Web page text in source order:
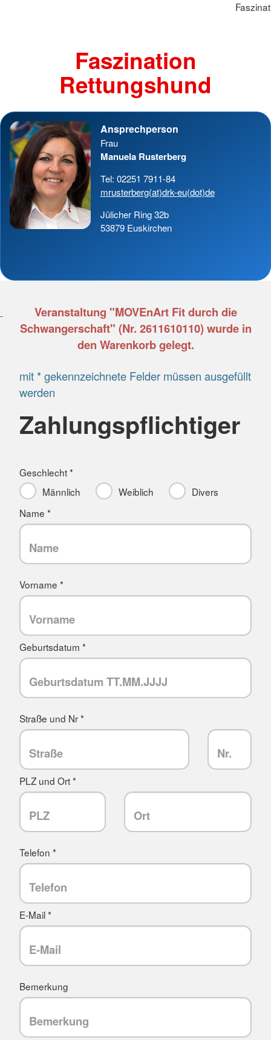
Faszination
Rettungshund
Ansprechperson
Frau
Manuela Rusterberg
Tel: 02251 7911-84
mrusterberg(at)drk-eu(dot)de
Jülicher Ring 32b
53879 Euskirchen
Veranstaltung "MOVEnArt Fit durch die
Schwangerschaft" (Nr. 2611610110) wurde in
den Warenkorb gelegt.
mit * gekennzeichnete Felder müssen ausgefüllt
werden
Zahlungspflichtiger
Geschlecht *
Männlich
Weiblich
Divers
Name *
Vorname *
Geburtsdatum *
Straße und Nr *
PLZ und Ort *
Telefon *
E-Mail *
Bemerkung